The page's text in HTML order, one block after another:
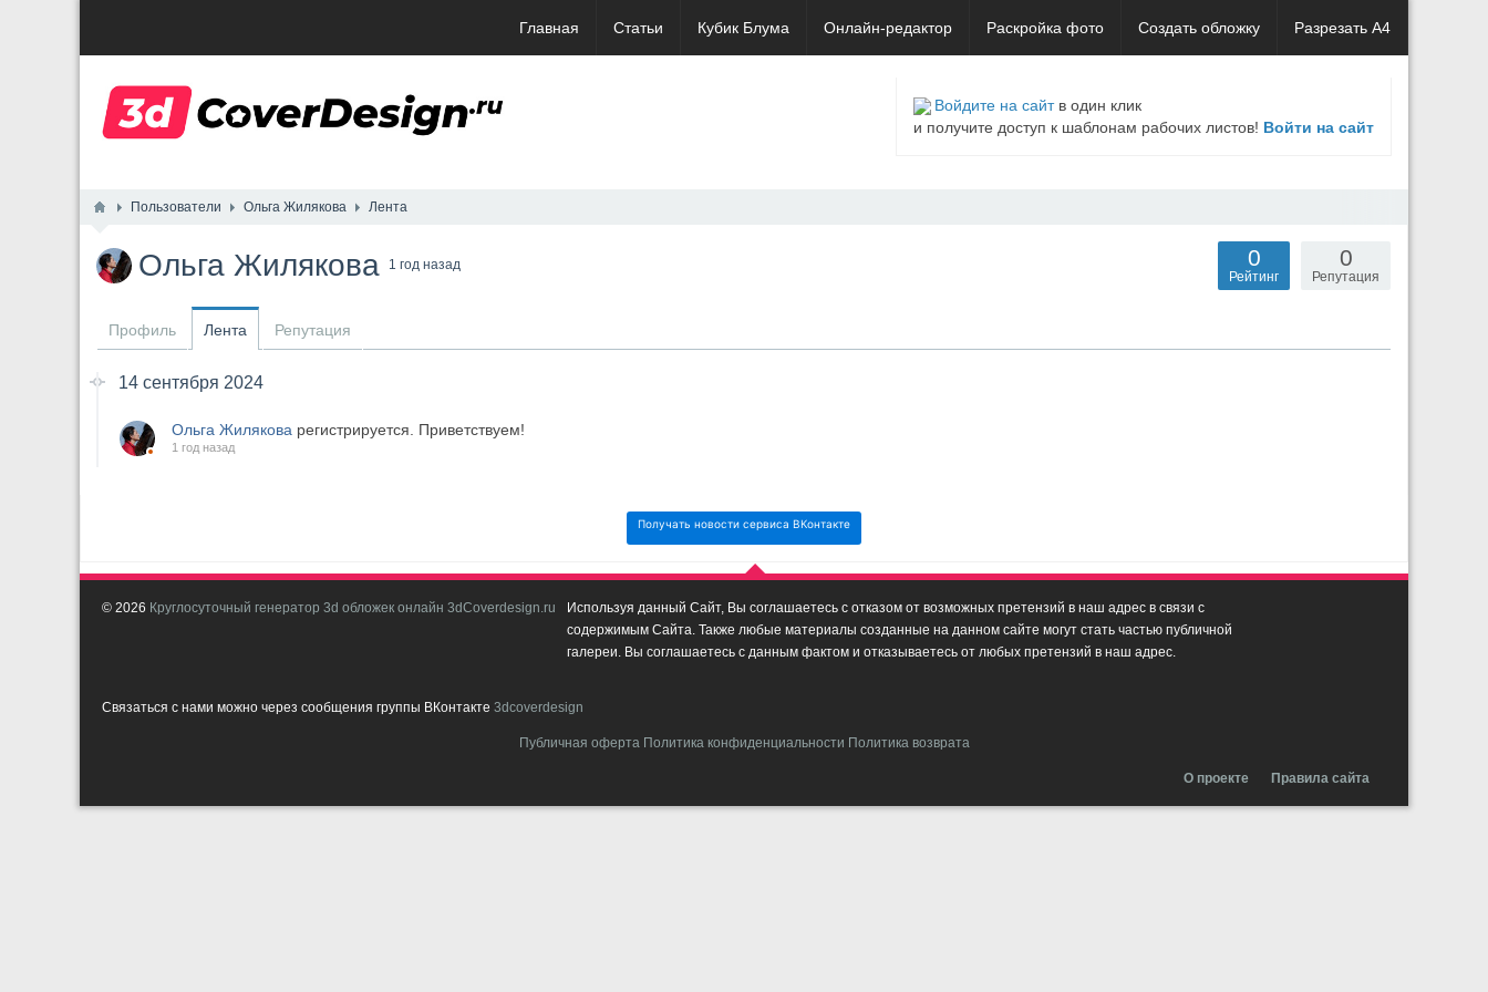
Главная Статьи Кубик Блума Онлайн-редактор Раскройка фото Создать обложку Разрезать А4
Войдите на сайтв один клик
и получите доступ к шаблонам рабочих листов! Войти на сайт
Пользователи Ольга Жилякова Лента
Ольга Жилякова 1 год назад 0
Репутация
0
Рейтинг
Профиль Лента Репутация
14 сентября 2024
Ольга Жилякова регистрируется. Приветствуем!
1 год назад
Получать новости сервиса ВКонтакте
© 2026 Круглосуточный генератор 3d обложек онлайн 3dCoverdesign.ru
Используя данный Сайт, Вы соглашаетесь с отказом от возможных претензий в наш адрес в связи с
содержимым Сайта. Также любые материалы созданные на данном сайте могут стать частью публичной
галереи. Вы соглашаетесь с данным фактом и отказываетесь от любых претензий в наш адрес.
Связаться с нами можно через сообщения группы ВКонтакте 3dcoverdesign
Публичная оферта Политика конфиденциальности Политика возврата
О проекте Правила сайта